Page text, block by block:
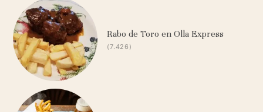
Rabo de Toro en Olla Express
(7.426)